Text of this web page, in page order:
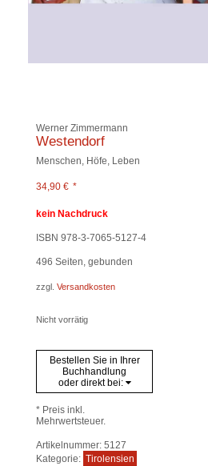
Werner Zimmermann
Westendorf
Menschen, Höfe, Leben
34,90 € *
kein Nachdruck
ISBN 978-3-7065-5127-4
496 Seiten, gebunden
zzgl. Versandkosten
Nicht vorrätig
Bestellen Sie in Ihrer
Buchhandlung
oder direkt bei:
* Preis inkl.
Mehrwertsteuer.
Artikelnummer: 5127
Kategorie: Tirolensien